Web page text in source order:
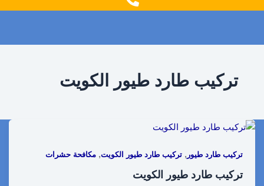
o
r
تركيب طارد طيور الكويت
تركيب طارد طيور ,تركيب طارد طيور الكويت,مكافحة حشرات
تركيب طارد طيور الكويت